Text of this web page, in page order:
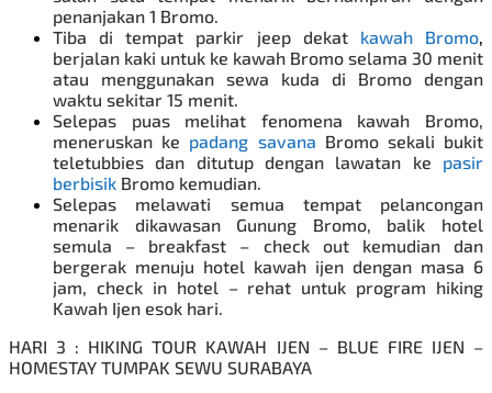
penanjakan 1 Bromo.
Tiba di tempat parkir jeep dekat
kawah Bromo
berjalan kaki untuk ke kawah Bromo selama 30 menit
atau menggunakan sewa kuda di Bromo dengan
waktu sekitar 15 menit.
Selepas puas melihat fenomena kawah Bromo,
meneruskan ke padang savana Bromo sekali bukit
teletubbies dan ditutup dengan lawatan ke
pasir
berbisik Bromo kemudian.
Selepas melawati semua tempat pelancongan
menarik dikawasan Gunung Bromo, balik hotel
semula – breakfast – check out kemudian dan
bergerak menuju hotel kawah ijen dengan masa 6
jam, check in hotel – rehat untuk program hiking
Kawah Ijen esok hari.
HARI 3 : HIKING TOUR KAWAH IJEN – BLUE FIRE IJEN –
HOMESTAY TUMPAK SEWU SURABAYA